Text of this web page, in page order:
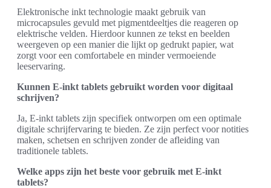
Elektronische inkt technologie maakt gebruik van
microcapsules gevuld met pigmentdeeltjes die reageren op
elektrische velden. Hierdoor kunnen ze tekst en beelden
weergeven op een manier die lijkt op gedrukt papier, wat
zorgt voor een comfortabele en minder vermoeiende
leeservaring.
Kunnen E-inkt tablets gebruikt worden voor digitaal
schrijven?
Ja, E-inkt tablets zijn specifiek ontworpen om een optimale
digitale schrijfervaring te bieden. Ze zijn perfect voor notities
maken, schetsen en schrijven zonder de afleiding van
traditionele tablets.
Welke apps zijn het beste voor gebruik met E-inkt
tablets?